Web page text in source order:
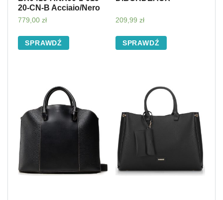
20-CN-B Acciaio/Nero
779,00 zł
SPRAWDŹ
209,99 zł
SPRAWDŹ